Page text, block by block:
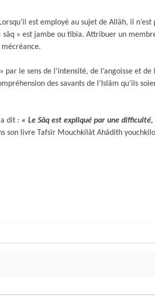
est employé au sujet de Allâh, il n’est
» est jambe ou tibia. Attribuer un
le sens de l’intensité, de l’angoisse et
des savants de l’Islâm qu’ils
dit : « Le Sâq est expliqué par une
son livre Tafsîr Mouchkilât Ahâdith